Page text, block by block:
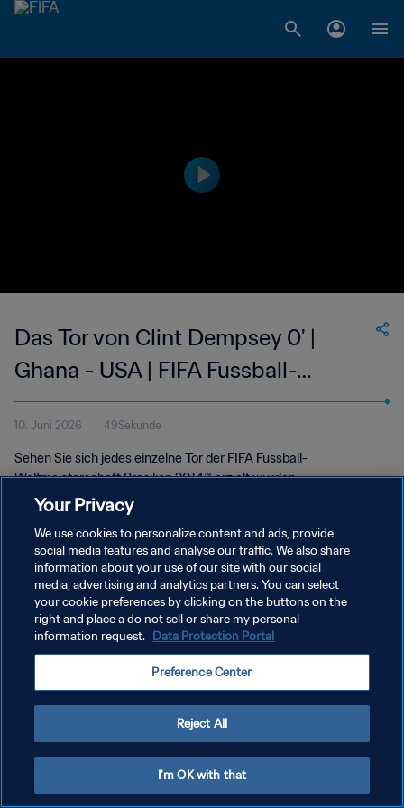
Das Tor von Clint Dempsey 0' |
Ghana - USA | FIFA Fussball-
Weltmeisterschaft Brasilien 2014™
10. Juni 2026 49Sekunde
Sehen Sie sich jedes einzelne Tor der FIFA Fussball-
Weltmeisterschaft Brasilien 2014™ erzielt wurden.
DATENSCHUTZ
NUTZUNGSBEDINGUNGEN
COOKIE-EINSTELLUNGEN VERWALTEN
Your Privacy
We use cookies to personalize content and ads, provide
social media features and analyse our traffic. We also share
information about your use of our site with our social
media, advertising and analytics partners. You can select
your cookie preferences by clicking on the buttons on the
right and place a do not sell or share my personal
information request. Data Protection Portal
Preference Center
Reject All
I'm OK with that